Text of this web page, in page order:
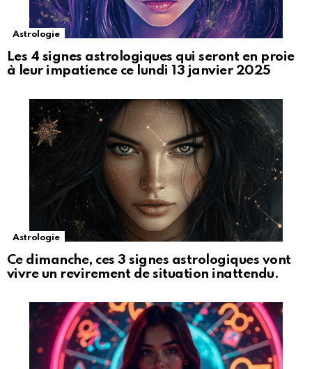
Astrologie
Les 4 signes astrologiques qui seront en proie
à leur impatience ce lundi 13 janvier 2025
Astrologie
Ce dimanche, ces 3 signes astrologiques vont
vivre un revirement de situation inattendu.